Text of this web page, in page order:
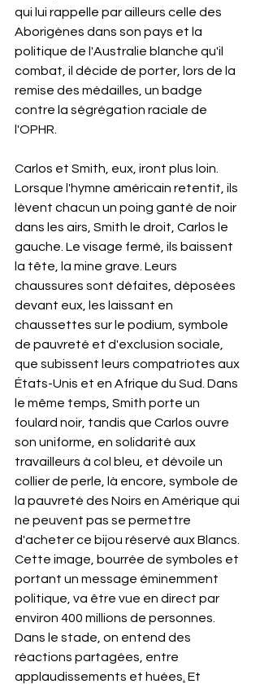
qui lui rappelle par ailleurs celle des
Aborigènes dans son pays et la
politique de l'Australie blanche qu'il
combat, il décide de porter, lors de la
remise des médailles, un badge
contre la ségrégation raciale de
l'OPHR.
Carlos et Smith, eux, iront plus loin.
Lorsque l'hymne américain retentit, ils
lèvent chacun un poing ganté de noir
dans les airs, Smith le droit, Carlos le
gauche. Le visage fermé, ils baissent
la tête, la mine grave. Leurs
chaussures sont défaites, déposées
devant eux, les laissant en
chaussettes sur le podium, symbole
de pauvreté et d'exclusion sociale,
que subissent leurs compatriotes aux
États-Unis et en Afrique du Sud. Dans
le même temps, Smith porte un
foulard noir, tandis que Carlos ouvre
son uniforme, en solidarité aux
travailleurs à col bleu, et dévoile un
collier de perle, là encore, symbole de
la pauvreté des Noirs en Amérique qui
ne peuvent pas se permettre
d'acheter ce bijou réservé aux Blancs.
Cette image, bourrée de symboles et
portant un message éminemment
politique, va être vue en direct par
environ 400 millions de personnes.
Dans le stade, on entend des
réactions partagées, entre
applaudissements et huées Et